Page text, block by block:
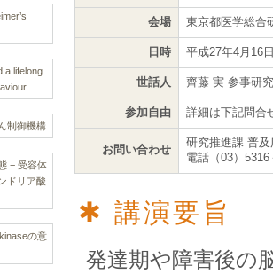
a lifelong
制御機構
− 受容体
ドリア酸
の意
会場 東京都医学総合
日時 平成27年4月16
世話人 齊藤 実 参事研
参加自由 詳細は下記問合
お問い合わせ
研究推進課 普及
電話（03）5316
講演要旨
発達期や障害後の